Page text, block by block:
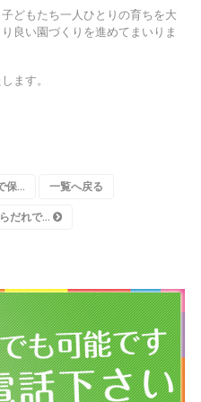
どもたち一人ひとりの育ちを大
良い園づくりを進めてまいりま
ます。
保... 一覧へ戻る
だれで...